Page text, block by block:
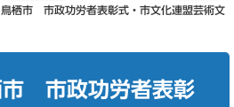
栖市 市政功労者表彰式・市文化連盟芸術文
市 市政功労者表彰